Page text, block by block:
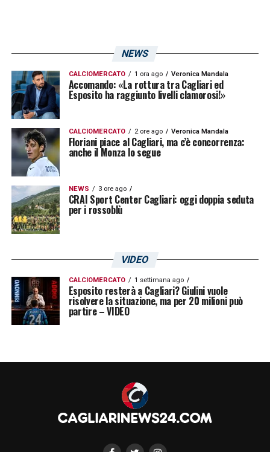
Idrissi (Modena);
Di Pardo (Modena);
Palomba (Vis Pesaro);
Cavuoti (Feralpisalò);
Catena (Virtus Verona).
LA PLAYLIST DELLE NOSTRE TOP NEWS
NEWS
CALCIOMERCATO 1 ora ago Veronica Mandala
Accomando: «La rottura tra Cagliari ed
Esposito ha raggiunto livelli clamorosi!»
CALCIOMERCATO 2 ore ago Veronica Mandala
Floriani piace al Cagliari, ma c’è concorrenza:
anche il Monza lo segue
NEWS 3 ore ago
CRAI Sport Center Cagliari: oggi doppia seduta
per i rossoblù
VIDEO
CALCIOMERCATO 1 settimana ago
Esposito resterà a Cagliari? Giulini vuole
risolvere la situazione, ma per 20 milioni può
partire – VIDEO